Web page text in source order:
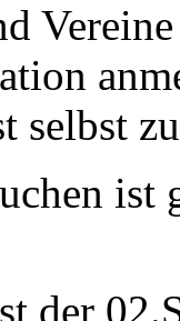
selbst
ist
der